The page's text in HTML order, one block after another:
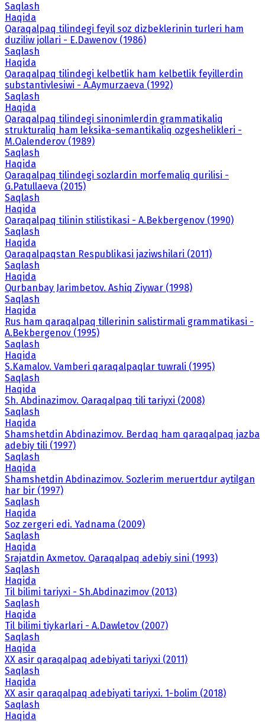
Saqlash
Haqida
Qaraqalpaq tilindegi feyil soz dizbeklerinin turleri ham
duziliw jollari - E.Dawenov (1986)
Saqlash
Haqida
Qaraqalpaq tilindegi kelbetlik ham kelbetlik feyillerdin
substantivlesiwi - A.Aymurzaeva (1992)
Saqlash
Haqida
Qaraqalpaq tilindegi sinonimlerdin grammatikaliq
strukturaliq ham leksika-semantikaliq ozgeshelikleri -
M.Qalenderov (1989)
Saqlash
Haqida
Qaraqalpaq tilindegi sozlardin morfemaliq qurilisi -
G.Patullaeva (2015)
Saqlash
Haqida
Qaraqalpaq tilinin stilistikasi - A.Bekbergenov (1990)
Saqlash
Haqida
Qaraqalpaqstan Respublikasi jaziwshilari (2011)
Saqlash
Haqida
Qurbanbay Jarimbetov. Ashiq Ziywar (1998)
Saqlash
Haqida
Rus ham qaraqalpaq tillerinin salistirmali grammatikasi -
A.Bekbergenov (1995)
Saqlash
Haqida
S.Kamalov. Vamberi qaraqalpaqlar tuwrali (1995)
Saqlash
Haqida
Sh. Abdinazimov. Qaraqalpaq tili tariyxi (2008)
Saqlash
Haqida
Shamshetdin Abdinazimov. Berdaq ham qaraqalpaq jazba
adebiy tili (1997)
Saqlash
Haqida
Shamshetdin Abdinazimov. Sozlerim meruertdur aytilgan
har bir (1997)
Saqlash
Haqida
Soz zergeri edi. Yadnama (2009)
Saqlash
Haqida
Srajatdin Axmetov. Qaraqalpaq adebiy sini (1993)
Saqlash
Haqida
Til bilimi tariyxi - Sh.Abdinazimov (2013)
Saqlash
Haqida
Til bilimi tiykarlari - A.Dawletov (2007)
Saqlash
Haqida
XX asir qaraqalpaq adebiyati tariyxi (2011)
Saqlash
Haqida
XX asir qaraqalpaq adebiyati tariyxi. 1-bolim (2018)
Saqlash
Haqida